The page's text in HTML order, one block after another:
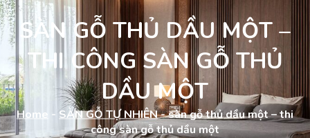
SÀN GỖ THỦ DẦU MỘT –
THI CÔNG SÀN GỖ THỦ
DẦU MỘT
Home - SÀN GỖ TỰ NHIÊN-sàn gỗ thủ dầu một – thi
công sàn gỗ thủ dầu một